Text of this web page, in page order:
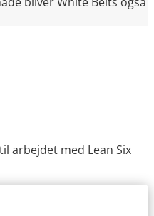
arbejdet med Lean Six